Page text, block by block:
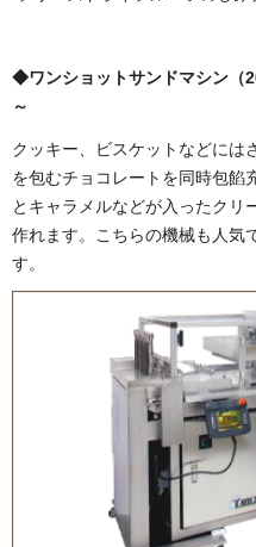
◆ワンショットサンドマシン（
～
クッキー、ビスケットなどには
を包むチョコレートを同時包餡
とキャラメルなどが入ったクリ
作れます。こちらの機械も人気
す。